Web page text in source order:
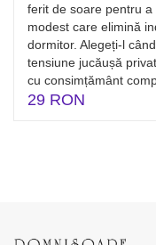
ferit de soare pentru
modest care elimină
dormitor. Alegeți-l
tensiune jucăușă
cu consimțământ
29 RON